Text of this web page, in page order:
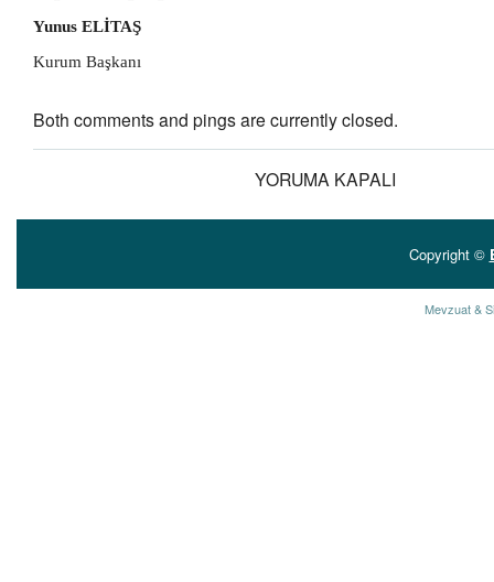
Yunus ELİTAŞ
Kurum Başkanı
Both comments and pings are currently closed.
YORUMA KAPALI
Copyright ©
Mevzuat &